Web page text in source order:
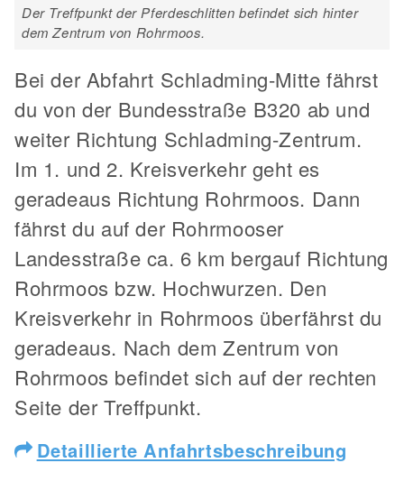
Der Treffpunkt der Pferdeschlitten befindet sich hinter
dem Zentrum von Rohrmoos.
Bei der Abfahrt Schladming-Mitte fährst
du von der Bundesstraße B320 ab und
weiter Richtung Schladming-Zentrum.
Im 1. und 2. Kreisverkehr geht es
geradeaus Richtung Rohrmoos. Dann
fährst du auf der Rohrmooser
Landesstraße ca. 6 km bergauf Richtung
Rohrmoos bzw. Hochwurzen. Den
Kreisverkehr in Rohrmoos überfährst du
geradeaus. Nach dem Zentrum von
Rohrmoos befindet sich auf der rechten
Seite der Treffpunkt.
Detaillierte Anfahrtsbeschreibung